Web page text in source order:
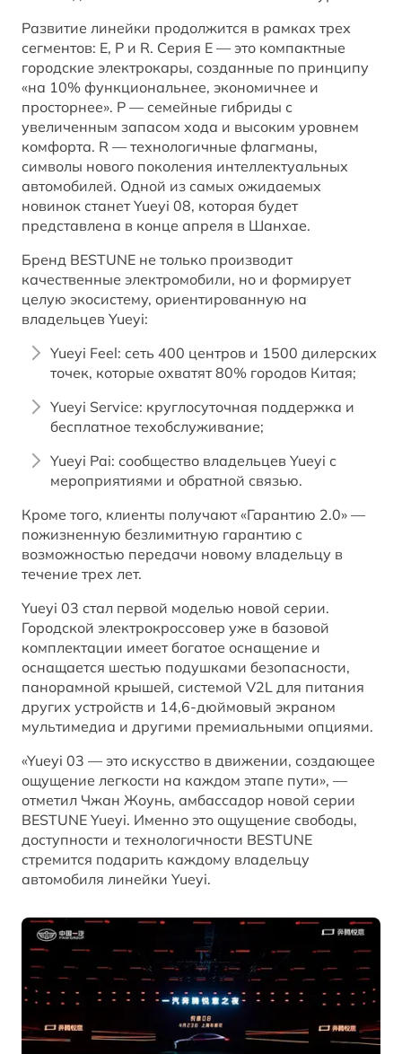
Развитие линейки продолжится в рамках трех
сегментов: E, P и R. Серия E — это компактные
городские электрокары, созданные по принципу
«на 10% функциональнее, экономичнее и
просторнее». P — семейные гибриды с
увеличенным запасом хода и высоким уровнем
комфорта. R — технологичные флагманы,
символы нового поколения интеллектуальных
автомобилей. Одной из самых ожидаемых
новинок станет Yueyi 08, которая будет
представлена в конце апреля в Шанхае.
Бренд BESTUNE не только производит
качественные электромобили, но и формирует
целую экосистему, ориентированную на
владельцев Yueyi:
Yueyi Feel: сеть 400 центров и 1500 дилерских
точек, которые охватят 80% городов Китая;
Yueyi Service: круглосуточная поддержка и
бесплатное техобслуживание;
Yueyi Pai: сообщество владельцев Yueyi с
мероприятиями и обратной связью.
Кроме того, клиенты получают «Гарантию 2.0» —
пожизненную безлимитную гарантию с
возможностью передачи новому владельцу в
течение трех лет.
Yueyi 03 стал первой моделью новой серии.
Городской электрокроссовер уже в базовой
комплектации имеет богатое оснащение и
оснащается шестью подушками безопасности,
панорамной крышей, системой V2L для питания
других устройств и 14,6-дюймовый экраном
мультимедиа и другими премиальными опциями.
«Yueyi 03 — это искусство в движении, создающее
ощущение легкости на каждом этапе пути», —
отметил Чжан Жоунь, амбассадор новой серии
BESTUNE Yueyi. Именно это ощущение свободы,
доступности и технологичности BESTUNE
стремится подарить каждому владельцу
автомобиля линейки Yueyi.